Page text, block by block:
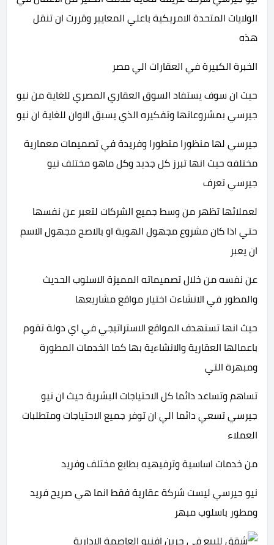
الولايات المتحدة الامريكية باعلي المعايير وقررت ان تنقل
هذه
الخبرة الكبيرة في العقارات الي مصر
حيث ان سوف يستفاد السوق العقاري المصري للغاية من نيو
جيرسي بمشروعاتها وتفكيره الذي يسبق الاوان للغاية ان نيو
جيرسي لها منظورا متطورا وفريدة في تصميمات معمارية
مختلفه حيث انها تبرز كل جديد وكل ماهو مختلف نيو
جيرسي تعرف
لعملائها تظهر من وسط جميع الشركات لتعبر عن نفسها
حتي اذا كان مشروع مجهول الهوية او بالاصح مجهول الاسم
ان يعبر
عن نفسه من خلال تصميماته المميزة الاسلوب الحديث
والمطور في الانشاءت اختيار مواقع مشاريعها
حيث انها تستهدف المواقع الاستراتيجي في اي دولة تقوم
باعمالها العقارية والانشاءية بها كما الخدمات المطورة
ومبهرة التي
تساهم وتساعد دائما كل الاحتياجات البشرية حيث ان نيو
جيرسي تسعي دائما الي ان توفر جميع الاحتياجات ومتطلبات
العملاء
من خدمات اساسية وترفيهيه بطابع مختلف وفريد
نيو جيرسي ليست شركة عقارية فقط انما هي صريح فريد
ومطور باسلوب مبهر